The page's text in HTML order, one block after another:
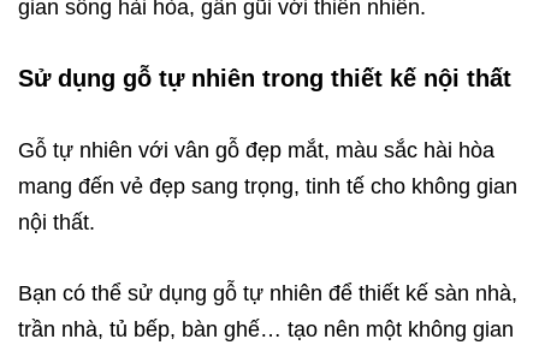
gian sống hài hòa, gần gũi với thiên nhiên.
Sử dụng gỗ tự nhiên trong thiết kế nội thất
Gỗ tự nhiên với vân gỗ đẹp mắt, màu sắc hài hòa
mang đến vẻ đẹp sang trọng, tinh tế cho không gian
nội thất.
Bạn có thể sử dụng gỗ tự nhiên để thiết kế sàn nhà,
trần nhà, tủ bếp, bàn ghế… tạo nên một không gian